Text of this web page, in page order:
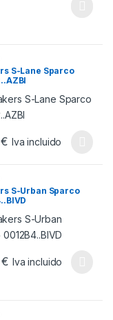
opciones se
S-Lane Sparco
€ Iva incluido
tiene múltiples
opciones se
S-Urban Sparco
€ Iva incluido
tiene múltiples